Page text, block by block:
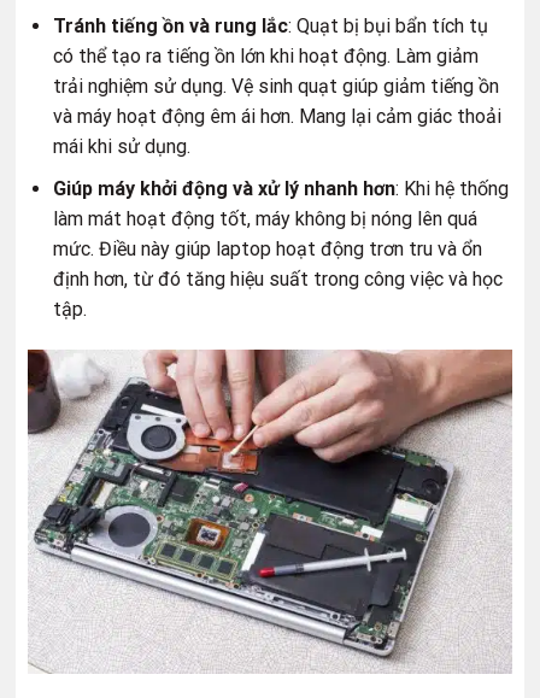
Tránh tiếng ồn và rung lắc: Quạt bị bụi bẩn tích tụ
có thể tạo ra tiếng ồn lớn khi hoạt động. Làm giảm
trải nghiệm sử dụng. Vệ sinh quạt giúp giảm tiếng ồn
và máy hoạt động êm ái hơn. Mang lại cảm giác thoải
mái khi sử dụng.
Giúp máy khởi động và xử lý nhanh hơn: Khi hệ thống
làm mát hoạt động tốt, máy không bị nóng lên quá
mức. Điều này giúp laptop hoạt động trơn tru và ổn
định hơn, từ đó tăng hiệu suất trong công việc và học
tập.